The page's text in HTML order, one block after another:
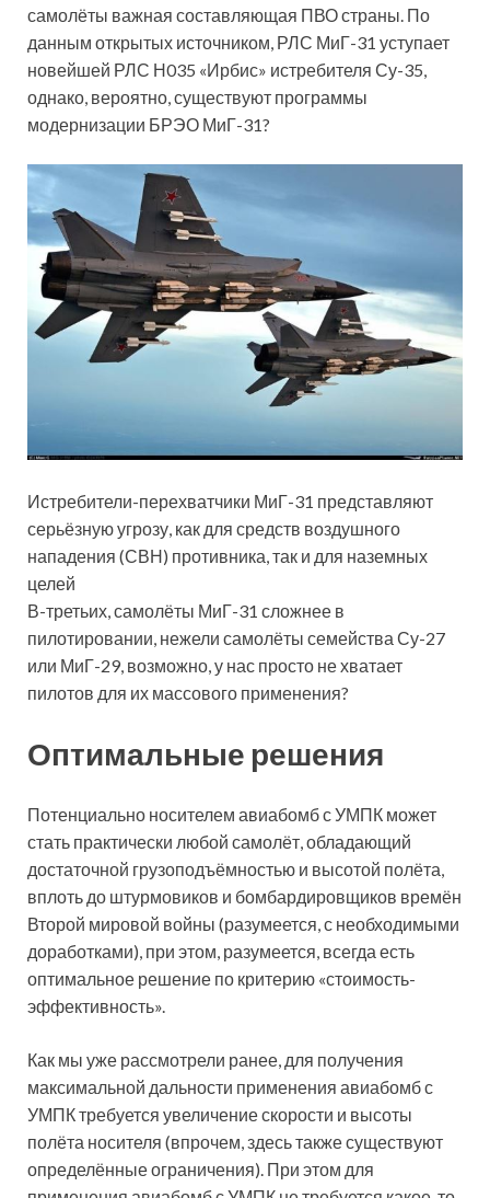
самолёты важная составляющая ПВО страны. По
данным открытых источником, РЛС МиГ-31 уступает
новейшей РЛС Н035 «Ирбис» истребителя Су-35,
однако, вероятно, существуют программы
модернизации БРЭО МиГ-31?
Истребители-перехватчики МиГ-31 представляют
серьёзную угрозу, как для средств воздушного
нападения (СВН) противника, так и для наземных
целей
В-третьих, самолёты МиГ-31 сложнее в
пилотировании, нежели самолёты семейства Су-27
или МиГ-29, возможно, у нас просто не хватает
пилотов для их массового применения?
Оптимальные решения
Потенциально носителем авиабомб с УМПК может
стать практически любой самолёт, обладающий
достаточной грузоподъёмностью и высотой полёта,
вплоть до штурмовиков и бомбардировщиков времён
Второй мировой войны (разумеется, с необходимыми
доработками), при этом, разумеется, всегда есть
оптимальное решение по критерию «стоимость-
эффективность».
Как мы уже рассмотрели ранее, для получения
максимальной дальности применения авиабомб с
УМПК требуется увеличение скорости и высоты
полёта носителя (впрочем, здесь также существуют
определённые ограничения). При этом для